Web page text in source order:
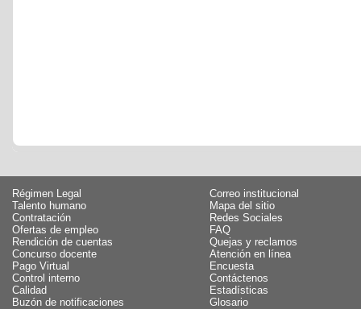
Régimen Legal
Talento humano
Contratación
Ofertas de empleo
Rendición de cuentas
Concurso docente
Pago Virtual
Control interno
Calidad
Buzón de notificaciones
Correo institucional
Mapa del sitio
Redes Sociales
FAQ
Quejas y reclamos
Atención en línea
Encuesta
Contáctenos
Estadísticas
Glosario